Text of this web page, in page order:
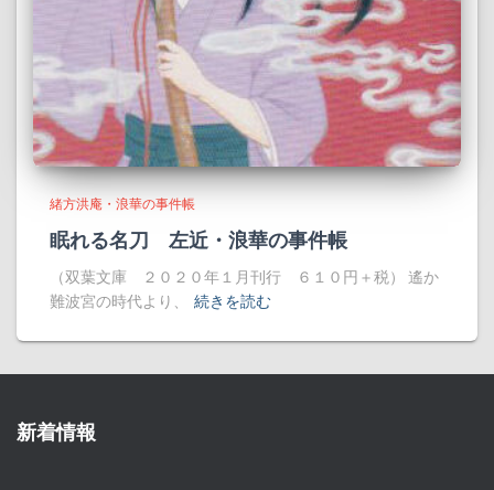
緒方洪庵・浪華の事件帳
眠れる名刀 左近・浪華の事件帳
（双葉文庫 ２０２０年１月刊行 ６１０円＋税） 遙か
難波宮の時代より、
続きを読む
新着情報